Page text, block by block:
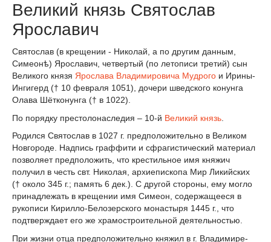
Великий князь Святослав
Ярославич
Святослав (в крещении - Николай, а по другим данным,
Симеонѣ) Ярославич, четвертый (по летописи третий) сын
Великого князя Ярослава Владимировича Мудрого и Ирины-
Ингигерд († 10 февраля 1051), дочери шведского конунга
Олава Шётконунга († в 1022).
По порядку престолонаследия – 10-й Великий князь
Родился Святослав в 1027 г. предположительно в Великом
Новгороде. Надпись граффити и сфрагистический материал
позволяет предположить, что крестильное имя княжич
получил в честь свт. Николая, архиепископа Мир Ликийских
(† около 345 г.; память 6 дек.). С другой стороны, ему могло
принадлежать в крещении имя Симеон, содержащееся в
рукописи Кирилло-Белозерского монастыря 1445 г., что
подтверждает его же храмостроительной деятельностью.
При жизни отца предположительно княжил в г. Владимире-